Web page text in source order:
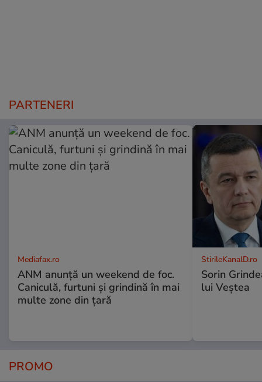
PARTENERI
Mediafax.ro
ANM anunță un weekend de foc.
Caniculă, furtuni și grindină în mai
multe zone din țară
StirileKanalD.ro
Sorin
lui Veștea
PROMO